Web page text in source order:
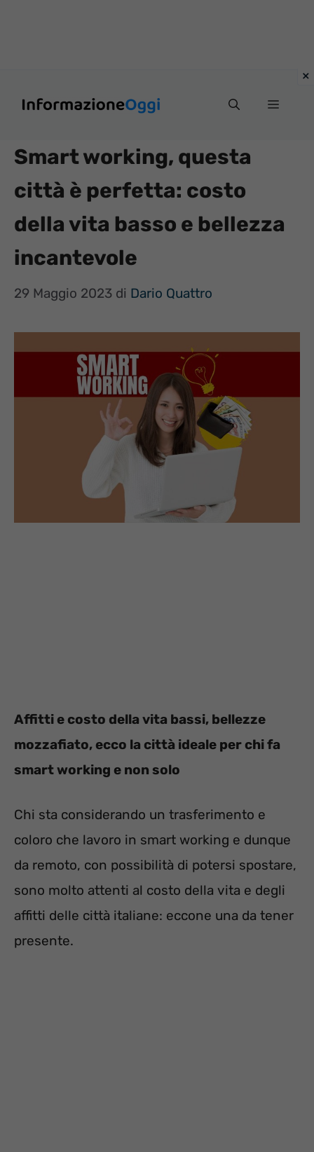
Menu
Smart working, questa
città è perfetta: costo
della vita basso e bellezza
incantevole
29 Maggio 2023 di Dario Quattro
Affitti e costo della vita bassi, bellezze
mozzafiato, ecco la città ideale per chi fa
smart working e non solo
Chi sta considerando un trasferimento e
coloro che lavoro in smart working e dunque
da remoto, con possibilità di potersi spostare,
sono molto attenti al costo della vita e degli
affitti delle città italiane: eccone una da tener
presente.